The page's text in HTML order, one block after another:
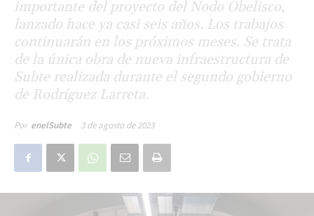
importante del proyecto del Nodo Obelisco,
lanzado hace ya casi seis años. Los trabajos
continuarán en los próximos meses. Se trata
de la única obra de nueva infraestructura de
Subte realizada durante el segundo gobierno
de Rodríguez Larreta.
Por enelSubte 3 de agosto de 2023